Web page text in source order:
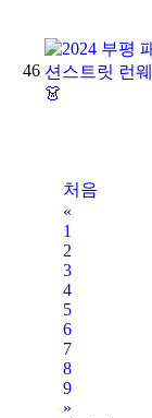
46
처음
«
1
2
3
4
5
6
7
8
9
»